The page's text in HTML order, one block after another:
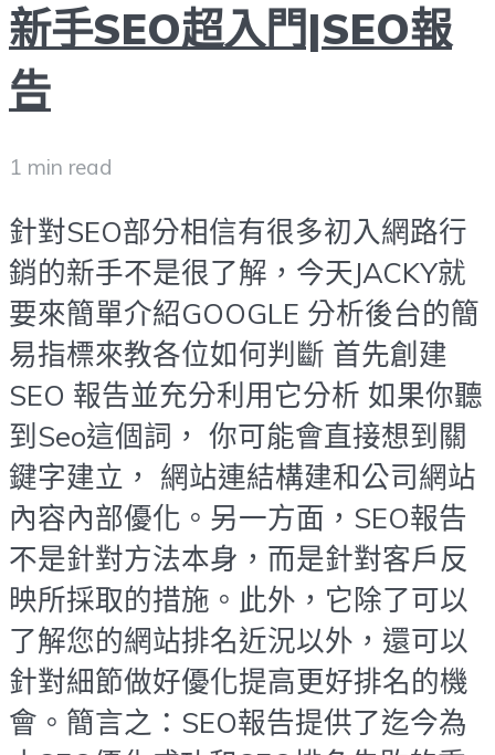
新手SEO超入門|SEO報
告
1 min read
針對SEO部分相信有很多初入網路行
銷的新手不是很了解，今天JACKY就
要來簡單介紹GOOGLE 分析後台的簡
易指標來教各位如何判斷 首先創建
SEO 報告並充分利用它分析 如果你聽
到Seo這個詞， 你可能會直接想到關
鍵字建立， 網站連結構建和公司網站
內容內部優化。另一方面，SEO報告
不是針對方法本身，而是針對客戶反
映所採取的措施。此外，它除了可以
了解您的網站排名近況以外，還可以
針對細節做好優化提高更好排名的機
會。簡言之：SEO報告提供了迄今為